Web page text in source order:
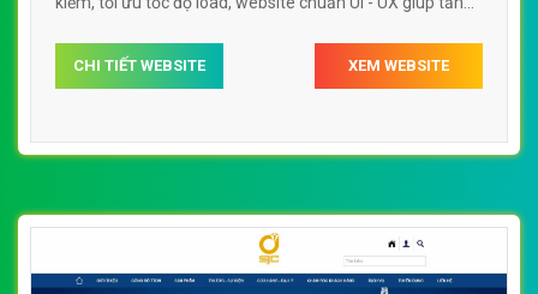
quý dojivn
CHI TIẾT WEBSITE XEM WEBSITE